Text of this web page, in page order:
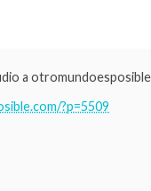
a
?p=5509